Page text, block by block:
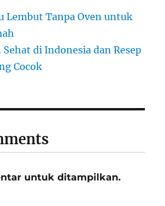
Lembut Tanpa Oven untuk
di Indonesia dan Resep
Cocok
untuk ditampilkan.